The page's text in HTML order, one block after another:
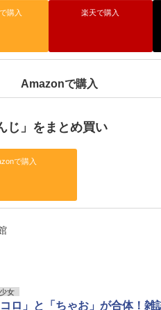
購入 楽天で購入
Amazonで購入
じ」をまとめ買い
で購入
少女
コロ」と「ちゃお」が合体！